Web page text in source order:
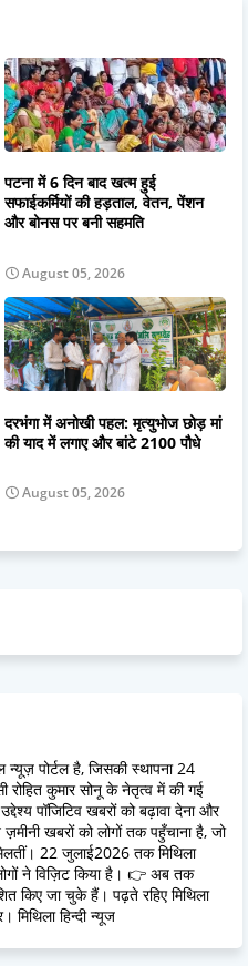
पटना में 6 दिन बाद खत्म हुई
सफाईकर्मियों की हड़ताल, वेतन, पेंशन
और बोनस पर बनी सहमति
August 05, 2026
दरभंगा में अनोखी पहल: मृत्युभोज छोड़ मां
की याद में लगाए और बांटे 2100 पौधे
August 05, 2026
न्यूज़ पोर्टल है, जिसकी स्थापना 24
रोहित कुमार सोनू के नेतृत्व में की गई
पॉजिटिव खबरों को बढ़ावा देना और
खबरों को लोगों तक पहुँचाना है, जो
22 जुलाई2026 तक मिथिला
ने विज़िट किया है। 👉 अब तक
किए जा चुके हैं। पढ़ते रहिए मिथिला
हिन्दी न्यूज